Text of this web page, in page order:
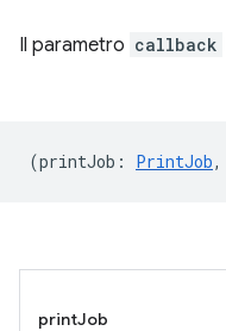
Il parametro callback
(printJob : PrintJob,
printJob